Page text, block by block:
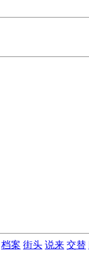
档案 街头 说来 交替